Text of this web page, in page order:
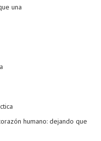
una
humano: dejando que